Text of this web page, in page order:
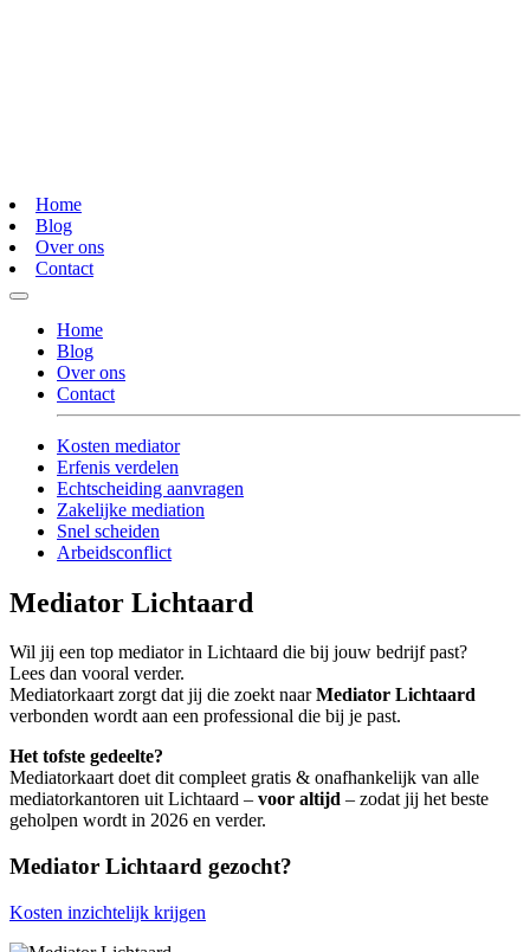
Home
Blog
Over ons
Contact
Home
Blog
Over ons
Contact
Kosten mediator
Erfenis verdelen
Echtscheiding aanvragen
Zakelijke mediation
Snel scheiden
Arbeidsconflict
Mediator Lichtaard
Wil jij een top mediator in Lichtaard die bij jouw bedrijf past?
Lees dan vooral verder.
Mediatorkaart zorgt dat jij die zoekt naarMediator Lichtaard
verbonden wordt aan een professional die bij je past.
Het tofste gedeelte?
Mediatorkaart doet dit compleet gratis & onafhankelijk van alle
mediatorkantoren uit Lichtaard – voor altijd – zodat jij het beste
geholpen wordt in 2026 en verder.
Mediator Lichtaard gezocht?
Kosten inzichtelijk krijgen